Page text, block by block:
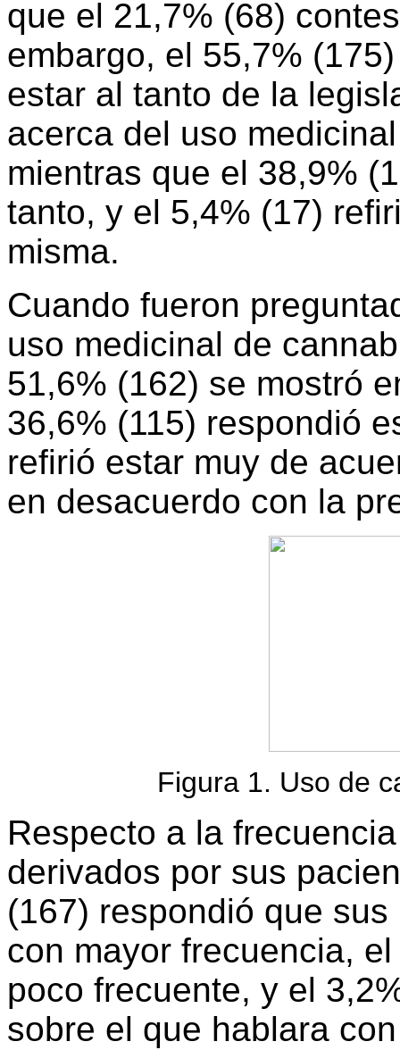
que el 21,7% (68)
embargo, el 55,7%
estar al tanto de la
acerca del uso
mientras que el 38,9%
tanto, y el 5,4% (17)
misma.
Cuando fueron
uso medicinal de
51,6% (162) se mostró
36,6% (115) respondió
refirió estar muy de
en desacuerdo con la
Figura 1. Uso de
Respecto a la
derivados por sus
(167) respondió que
con mayor frecuencia,
poco frecuente, y el
sobre el que hablara